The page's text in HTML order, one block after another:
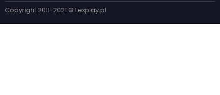
Copyright 2011-2021 © Lexplay.pl​